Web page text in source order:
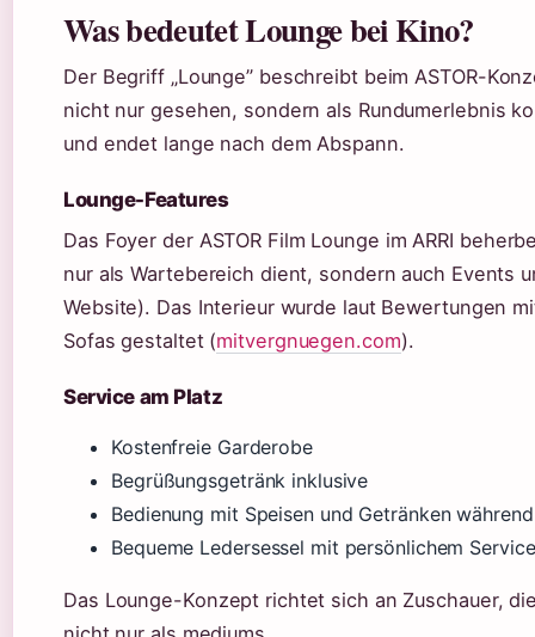
Was bedeutet Lounge bei Kino?
Der Begriff „Lounge” beschreibt beim ASTOR-
nicht nur gesehen, sondern als Rundumerlebnis
und endet lange nach dem Abspann.
Lounge-Features
Das Foyer der ASTOR Film Lounge im ARRI
nur als Wartebereich dient, sondern auch Events
Website). Das Interieur wurde laut Bewertungen
Sofas gestaltet (mitvergnuegen.com).
Service am Platz
Kostenfreie Garderobe
Begrüßungsgetränk inklusive
Bedienung mit Speisen und Getränken
Bequeme Ledersessel mit persönlichem Service
Das Lounge-Konzept richtet sich an Zuschauer,